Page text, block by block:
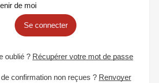
de moi
Se connecter
oublié ? Récupérer votre mot de passe
confirmation non reçues ? Renvoyer